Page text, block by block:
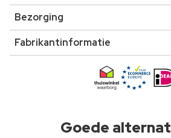
Bezorging
Fabrikantinformatie
Goede